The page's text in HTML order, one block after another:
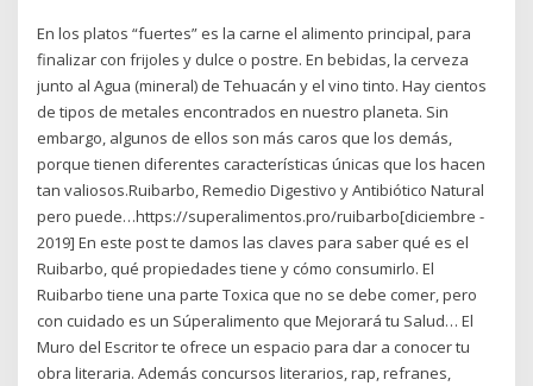
En los platos “fuertes” es la carne el alimento principal, para
finalizar con frijoles y dulce o postre. En bebidas, la cerveza
junto al Agua (mineral) de Tehuacán y el vino tinto. Hay cientos
de tipos de metales encontrados en nuestro planeta. Sin
embargo, algunos de ellos son más caros que los demás,
porque tienen diferentes características únicas que los hacen
tan valiosos.Ruibarbo, Remedio Digestivo y Antibiótico Natural
pero puede…https://superalimentos.pro/ruibarbo[diciembre -
2019] En este post te damos las claves para saber qué es el
Ruibarbo, qué propiedades tiene y cómo consumirlo. El
Ruibarbo tiene una parte Toxica que no se debe comer, pero
con cuidado es un Súperalimento que Mejorará tu Salud… El
Muro del Escritor te ofrece un espacio para dar a conocer tu
obra literaria. Además concursos literarios, rap, refranes,